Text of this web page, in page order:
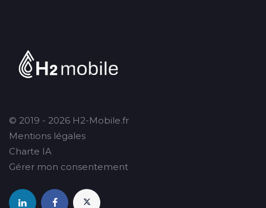
© 2019 - 2026 H2-Mobile.fr
Mentions légales
Charte IA
Gérer mon consentement